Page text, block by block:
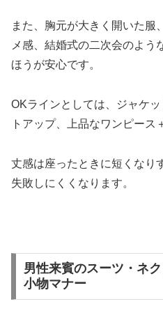
また、胸元が大きく開いた服
メ感、結婚式の二次会のよう
ほうが安心です。
OKラインとしては、ジャケ
トアップ、上品なワンピース
丈感は座ったときに短くなり
失敗しにくくなります。
男性来賓のスーツ・ネ
小物マナー